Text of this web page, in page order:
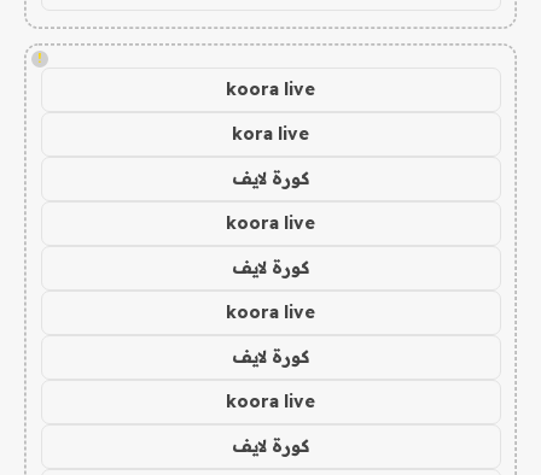
!
koora live
kora live
كورة لايف
koora live
كورة لايف
koora live
كورة لايف
koora live
كورة لايف